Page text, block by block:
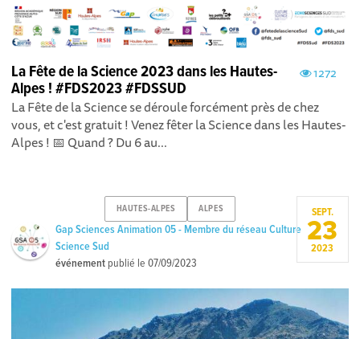
1272
La Fête de la Science 2023 dans les Hautes-
Alpes ! #FDS2023 #FDSSUD
La Fête de la Science se déroule forcément près de chez
vous, et c'est gratuit ! Venez fêter la Science dans les Hautes-
Alpes ! 📅 Quand ? Du 6 au...
HAUTES-ALPES ALPES
Gap Sciences Animation 05 - Membre du réseau Culture
Science Sud
événement publié le07/09/2023
SEPT.
23
2023